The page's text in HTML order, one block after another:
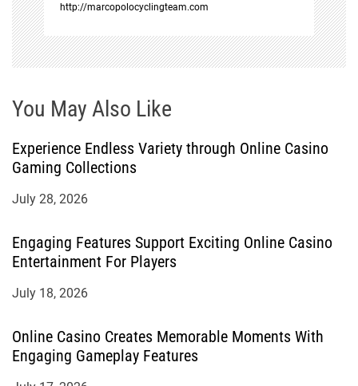
o
n
http://marcopolocyclingteam.com
You May Also Like
Experience Endless Variety through Online Casino
Gaming Collections
July 28, 2026
Engaging Features Support Exciting Online Casino
Entertainment For Players
July 18, 2026
Online Casino Creates Memorable Moments With
Engaging Gameplay Features